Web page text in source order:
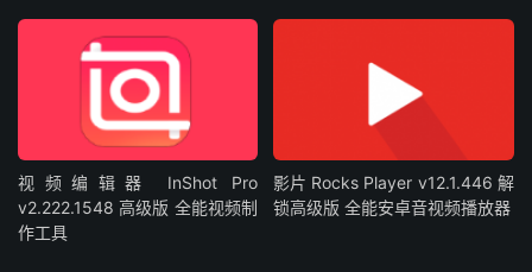
视频编辑器 InShot Pro
v2.222.1548 高级版 全能视频制
作工具
影片 Rocks Player v12.1.446 解
锁高级版 全能安卓音视频播放器